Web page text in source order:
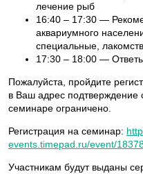
лечение рыб
16:40 – 17:30 —
аквариумного
специальные,
17:30 – 18:00 —
Пожалуйста, пройдите
в Ваш адрес подтверждение
семинаре ограничено.
Регистрация на семинар:
events.timepad.ru/event/
Участникам будут выданы